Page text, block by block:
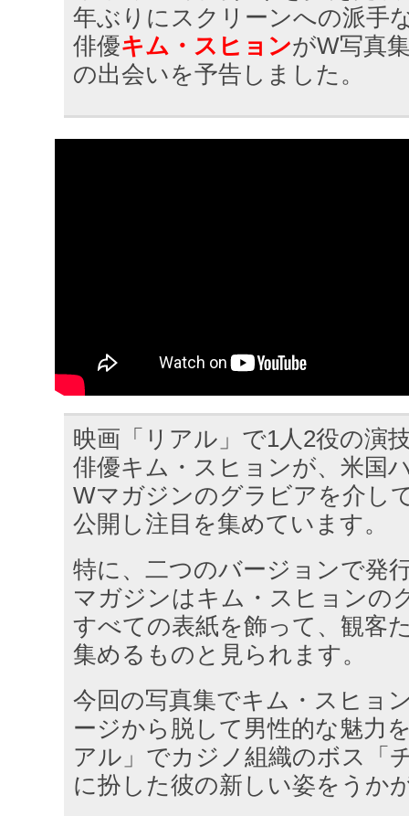
年ぶりにスクリーンへの派手
俳優キム・スヒョンがW写真
の出会いを予告しました。
映画「リアル」で1人2役の演
俳優キム・スヒョンが、米国
Wマガジンのグラビアを介し
公開し注目を集めています。
特に、二つのバージョンで発
マガジンはキム・スヒョンの
すべての表紙を飾って、観客
集めるものと見られます。
今回の写真集でキム・スヒョ
ージから脱して男性的な魅力
アル」でカジノ組織のボス「
に扮した彼の新しい姿をうか